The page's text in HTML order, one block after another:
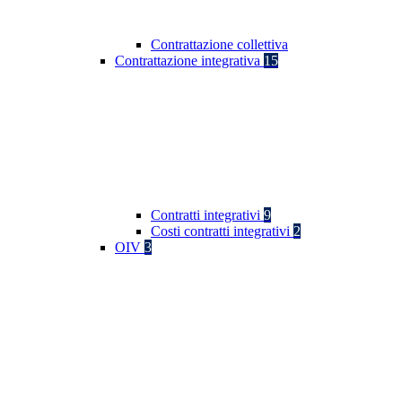
Contrattazione collettiva
Contrattazione integrativa 15
Contratti integrativi 9
Costi contratti integrativi 2
OIV 3